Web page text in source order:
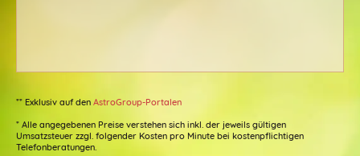
** Exklusiv auf den AstroGroup-Portalen
* Alle angegebenen Preise verstehen sich inkl. der jeweils gültigen
Umsatzsteuer zzgl. folgender Kosten pro Minute bei kostenpflichtigen
Telefonberatungen.